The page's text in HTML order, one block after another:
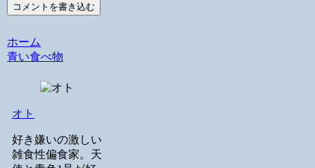
コメントを書き込む
ホーム
青い食べ物
オト
好き嫌いの激しい
雑食性偏食家。天